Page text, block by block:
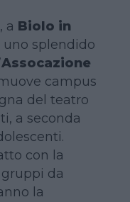
a Biolo in
uno splendido
Assocazione
campus
del teatro
a seconda
con la
da
la